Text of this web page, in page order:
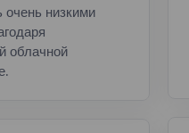
очень низкими
облачной